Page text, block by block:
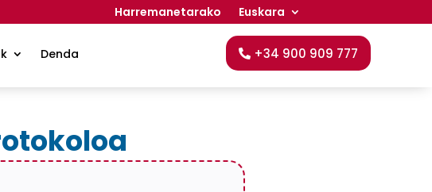
Harremanetarako Euskara
Denda +34 900 909 777